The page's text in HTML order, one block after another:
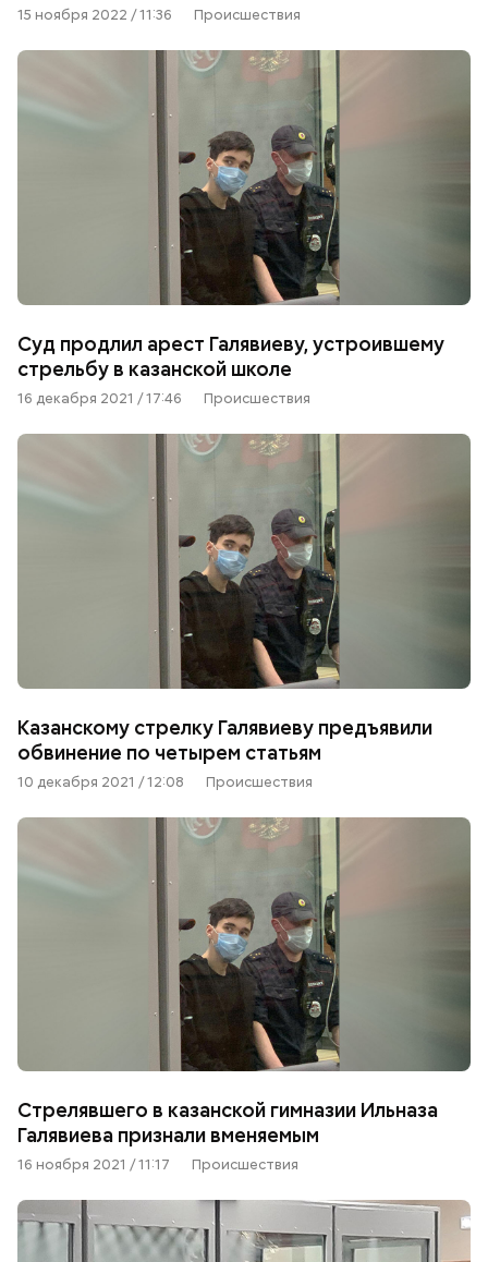
15 ноября 2022 / 11:36 Происшествия
Суд продлил арест Галявиеву, устроившему
стрельбу в казанской школе
16 декабря 2021 / 17:46 Происшествия
Казанскому стрелку Галявиеву предъявили
обвинение по четырем статьям
10 декабря 2021 / 12:08 Происшествия
Стрелявшего в казанской гимназии Ильназа
Галявиева признали вменяемым
16 ноября 2021 / 11:17 Происшествия